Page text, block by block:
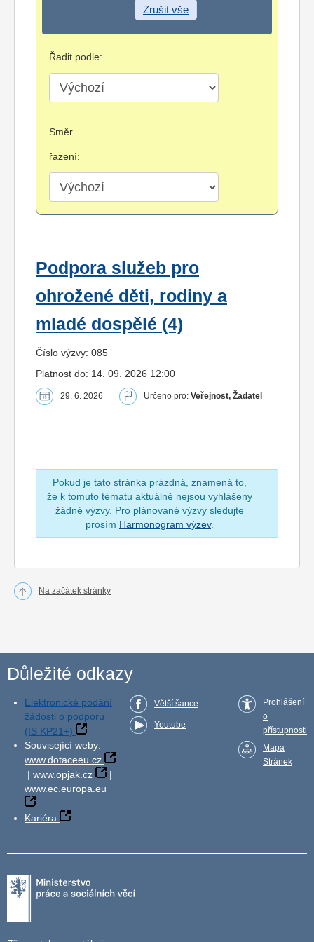
Zrušit vše
Řadit podle:
Směr
řazení:
Podpora služeb pro
ohrožené děti, rodiny a
mladé dospělé (4)
Číslo výzvy: 085
Platnost do: 14. 09. 2026 12:00
29. 6. 2026 Určeno pro: Veřejnost, Žadatel
Pokud je tato stránka prázdná, znamená to,
že k tomuto tématu aktuálně nejsou vyhlášeny
žádné výzvy. Pro plánované výzvy sledujte
prosím Harmonogram výzev.
Na začátek stránky
Důležité odkazy
Elektronické podání
žádosti o podporu
(IS KP21+)
Související weby:
www.dotaceeu.cz
| www.opjak.cz
|
www.ec.europa.eu
Kariéra
Větší šance
Youtube
Prohlášení
o
přístupnosti
Mapa
Stránek